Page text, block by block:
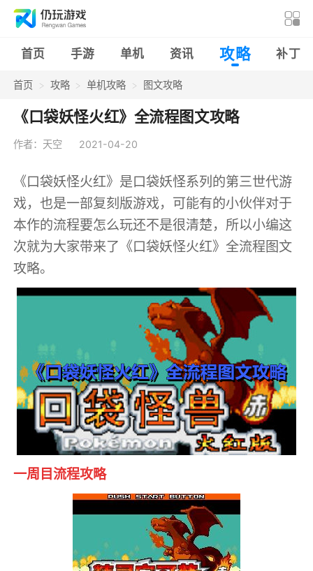
首页 手游 单机 资讯 攻略 补丁
首页 攻略 单机攻略 图文攻略
《口袋妖怪火红》全流程图文攻略
作者：天空 2021-04-20
《口袋妖怪火红》是口袋妖怪系列的第三世代游
戏，也是一部复刻版游戏，可能有的小伙伴对于
本作的流程要怎么玩还不是很清楚，所以小编这
次就为大家带来了《口袋妖怪火红》全流程图文
攻略。
一周目流程攻略